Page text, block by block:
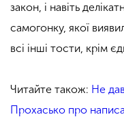
закон, і навіть
самогонку, якої
всі інші тости, крім
Читайте також: Не
Прохасько про